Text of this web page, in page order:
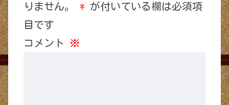
りません。
* が付いている欄は必須項
目です
コメント ※